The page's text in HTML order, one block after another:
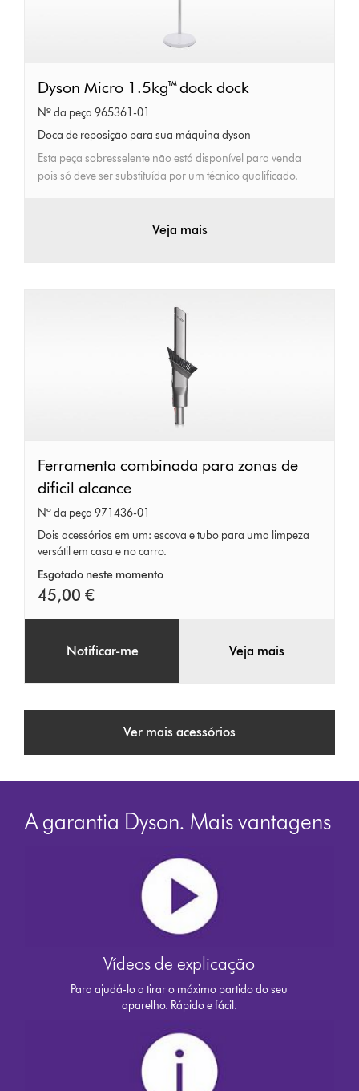
Dyson
Micro
1.5kg™
dock
dock
Dyson Micro 1.5kg™ dock dock
Nº da peça 965361-01
Doca de reposição para sua máquina dyson
Esta peça sobresselente não está disponível para venda
pois só deve ser substituída por um técnico qualificado.
Veja mais
Ferramenta
combinada
para
zonas
de
dificil
alcance
Ferramenta combinada para zonas de
dificil alcance
Nº da peça 971436-01
Dois acessórios em um: escova e tubo para uma limpeza
versátil em casa e no carro.
Esgotado neste momento
45,00 €
Notificar-me Veja mais
Ver mais acessórios
A garantia Dyson. Mais vantagens
Vídeos de explicação
Para ajudá-lo a tirar o máximo partido do seu
aparelho. Rápido e fácil.